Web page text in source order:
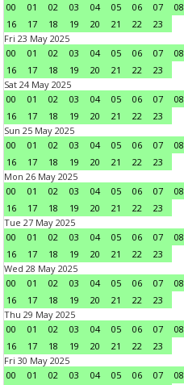
00
01 02 03 04 05 06 07 08
16
17 18 19 20 21 22
23
Fri 23 May 2025
00
01 02 03 04 05 06 07 08
16
17 18 19 20 21 22
23
Sat 24 May 2025
00
01 02 03 04 05 06 07 08
16
17 18 19 20 21 22
23
Sun 25 May 2025
00
01 02 03 04 05 06 07 08
16
17 18 19 20 21 22
23
Mon 26 May 2025
00
01 02 03 04 05 06 07 08
16
17 18 19 20 21 22
23
Tue 27 May 2025
00
01 02 03 04 05 06 07 08
16
17 18 19 20 21 22
23
Wed 28 May 2025
00
01 02 03 04 05 06 07 08
16
17 18 19 20 21 22
23
Thu 29 May 2025
00
01 02 03 04 05 06 07 08
16
17 18 19 20 21 22
23
Fri 30 May 2025
00
01 02 03 04 05 06 07 08